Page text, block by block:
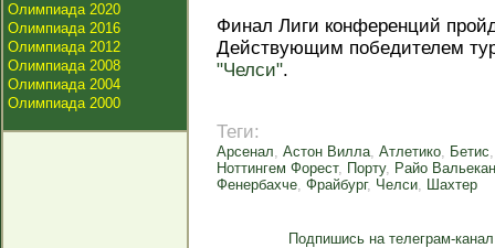
Олимпиада 2020
Олимпиада 2016
Олимпиада 2012
Олимпиада 2008
Олимпиада 2004
Олимпиада 2000
Финал Лиги конференций
Действующим победителем
"Челси".
Теги:
Арсенал, Астон Вилла, Атлетико, Бетис
Ноттингем Форест, Порту, Райо
Фенербахче, Фрайбург, Челси, Шахтер
Подпишись на телеграм-